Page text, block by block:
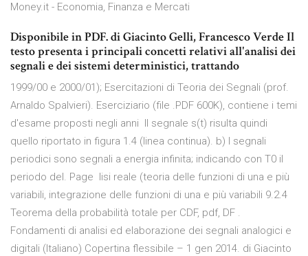
Money.it - Economia, Finanza e Mercati
Disponibile in PDF. di Giacinto Gelli, Francesco Verde Il
testo presenta i principali concetti relativi all'analisi dei
segnali e dei sistemi deterministici, trattando
1999/00 e 2000/01); Esercitazioni di Teoria dei Segnali (prof.
Arnaldo Spalvieri). Eserciziario (file .PDF 600K), contiene i temi
d'esame proposti negli anni Il segnale s(t) risulta quindi
quello riportato in figura 1.4 (linea continua). b) I segnali
periodici sono segnali a energia infinita; indicando con T0 il
periodo del. Page lisi reale (teoria delle funzioni di una e più
variabili, integrazione delle funzioni di una e più variabili 9.2.4
Teorema della probabilità totale per CDF, pdf, DF .
Fondamenti di analisi ed elaborazione dei segnali analogici e
digitali (Italiano) Copertina flessibile – 1 gen 2014. di Giacinto